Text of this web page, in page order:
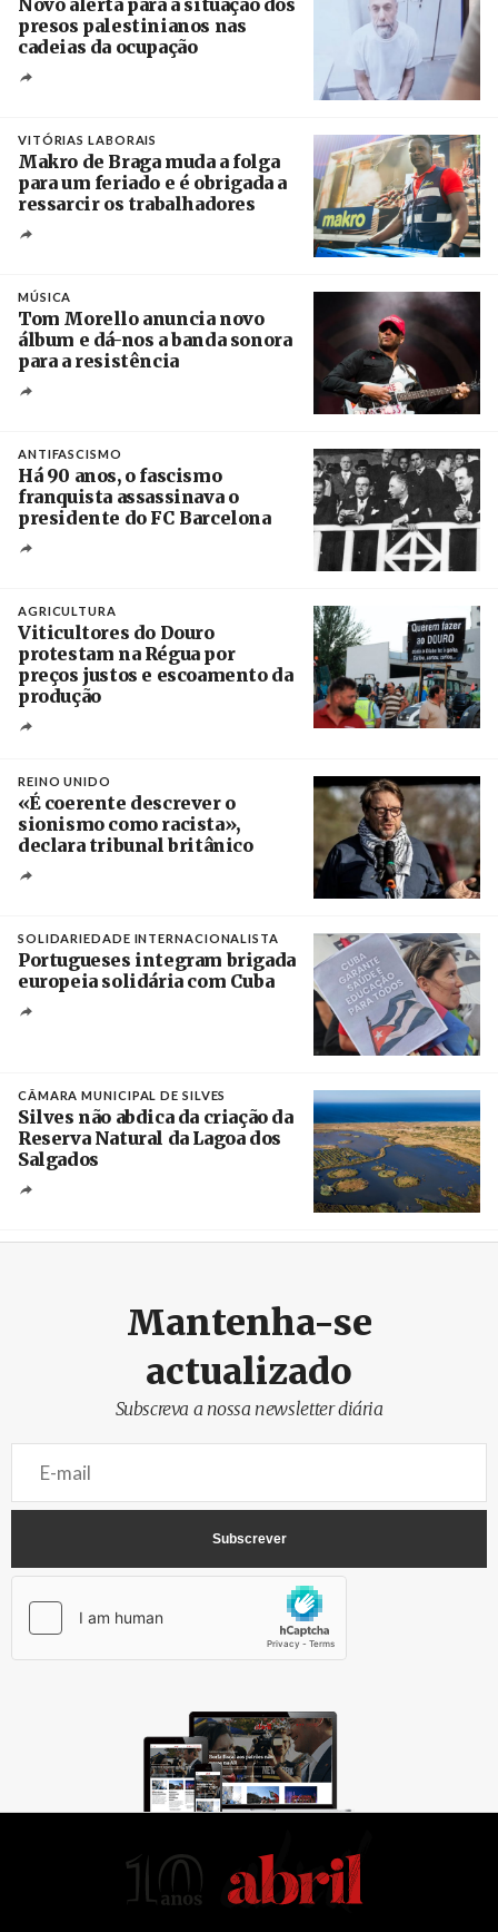
Novo alerta para a situação dos
presos palestinianos nas
cadeias da ocupação
VITÓRIAS LABORAIS
Makro de Braga muda a folga
para um feriado e é obrigada a
ressarcir os trabalhadores
MÚSICA
Tom Morello anuncia novo
álbum e dá-nos a banda sonora
para a resistência
ANTIFASCISMO
Há 90 anos, o fascismo
franquista assassinava o
presidente do FC Barcelona
AGRICULTURA
Viticultores do Douro
protestam na Régua por
preços justos e escoamento da
produção
REINO UNIDO
«É coerente descrever o
sionismo como racista»,
declara tribunal britânico
SOLIDARIEDADE INTERNACIONALISTA
Portugueses integram brigada
europeia solidária com Cuba
CÂMARA MUNICIPAL DE SILVES
Silves não abdica da criação da
Reserva Natural da Lagoa dos
Salgados
Mantenha-se
actualizado
Subscreva a nossa newsletter diária